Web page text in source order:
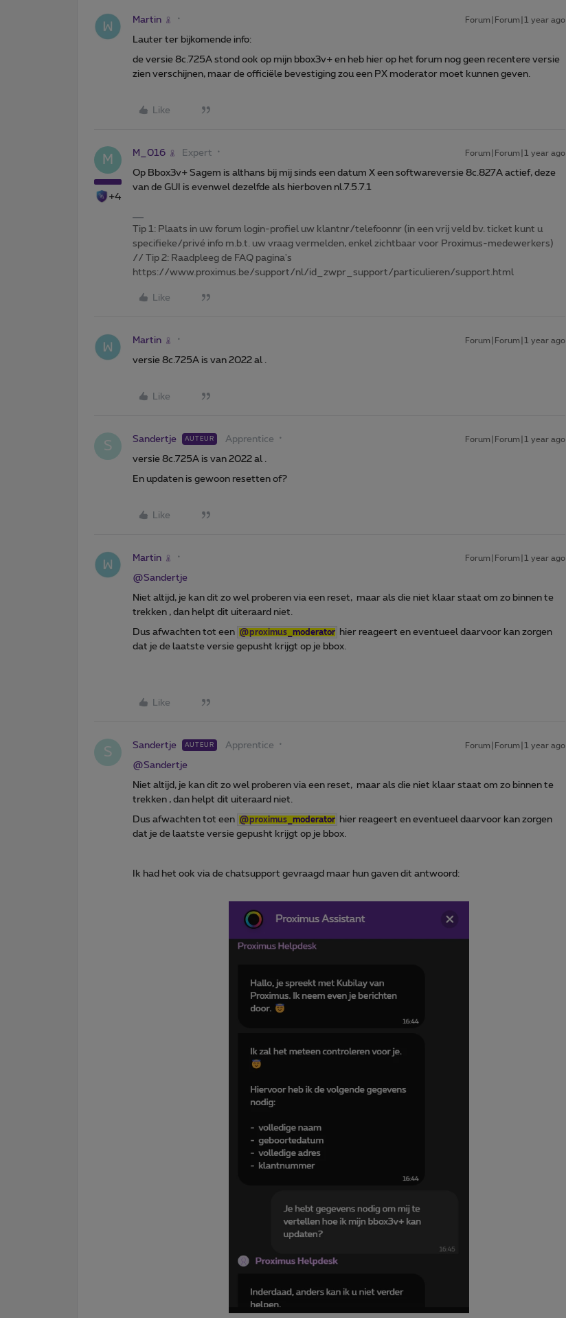
Martin Forum|Forum|1 year ago
Lauter ter bijkomende info:
de versie 8c.725A stond ook op mijn bbox3v+ en heb hier op het forum nog geen recentere versie
zien verschijnen, maar de officiële bevestiging zou een PX moderator moet kunnen geven.
Like
M
+4
M_016 Expert Forum|Forum|1 year ago
Op Bbox3v+ Sagem is althans bij mij sinds een datum X een softwareversie 8c.827A actief, deze
van de GUI is evenwel dezelfde als hierboven nl.7.5.7.1
Tip 1: Plaats in uw forum login-profiel uw klantnr/telefoonnr (in een vrij veld bv. ticket kunt u
specifieke/privé info m.b.t. uw vraag vermelden, enkel zichtbaar voor Proximus-medewerkers)
// Tip 2: Raadpleeg de FAQ pagina's
https://www.proximus.be/support/nl/id_zwpr_support/particulieren/support.html
Like
Martin Forum|Forum|1 year ago
versie 8c.725A is van 2022 al .
Like
S Sandertje AUTEUR Apprentice Forum|Forum|1 year ago
versie 8c.725A is van 2022 al .
En updaten is gewoon resetten of?
Like
Martin Forum|Forum|1 year ago
@Sandertje
Niet altijd, je kan dit zo wel proberen via een reset, maar als die niet klaar staat om zo binnen te
trekken , dan helpt dit uiteraard niet.
Dus afwachten tot een ​ @proximus _moderator
hier reageert en eventueel daarvoor kan zorgen
dat je de laatste versie gepusht krijgt op je bbox.
Like
S Sandertje AUTEUR Apprentice Forum|Forum|1 year ago
@Sandertje
Niet altijd, je kan dit zo wel proberen via een reset, maar als die niet klaar staat om zo binnen te
trekken , dan helpt dit uiteraard niet.
Dus afwachten tot een ​ @proximus _moderator
hier reageert en eventueel daarvoor kan zorgen
dat je de laatste versie gepusht krijgt op je bbox.
Ik had het ook via de chatsupport gevraagd maar hun gaven dit antwoord: